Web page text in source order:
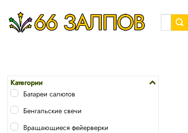
content
Искать:
Категории
Батареи салютов
Бенгальские свечи
Вращающиеся фейерверки